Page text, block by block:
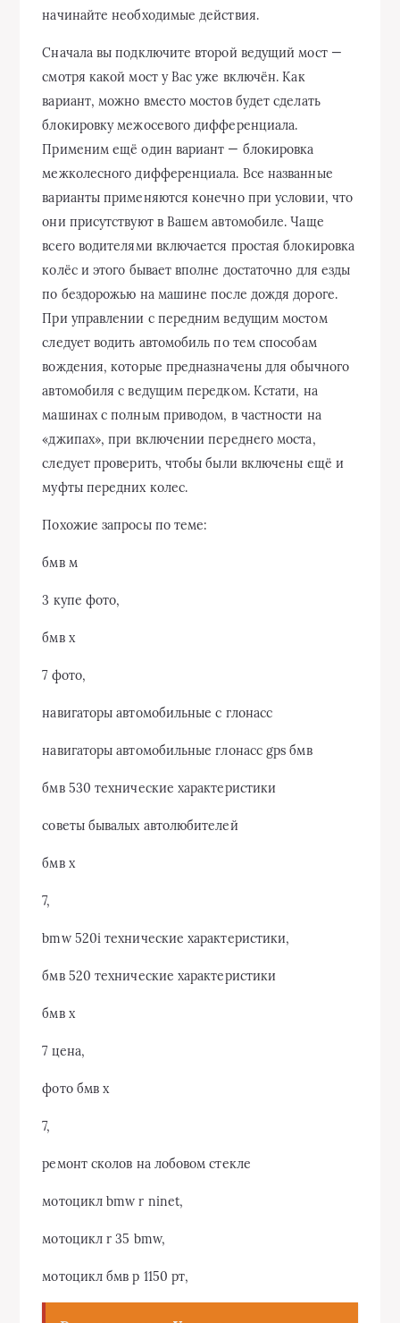
начинайте необходимые действия.
Сначала вы подключите второй ведущий мост —
смотря какой мост у Вас уже включён. Как
вариант, можно вместо мостов будет сделать
блокировку межосевого дифференциала.
Применим ещё один вариант — блокировка
межколесного дифференциала. Все названные
варианты применяются конечно при условии, что
они присутствуют в Вашем автомобиле. Чаще
всего водителями включается простая блокировка
колёс и этого бывает вполне достаточно для езды
по бездорожью на машине после дождя дороге.
При управлении с передним ведущим мостом
следует водить автомобиль по тем способам
вождения, которые предназначены для обычного
автомобиля с ведущим передком. Кстати, на
машинах с полным приводом, в частности на
«джипах», при включении переднего моста,
следует проверить, чтобы были включены ещё и
муфты передних колес.
Похожие запросы по теме:
бмв м
3 купе фото,
бмв х
7 фото,
навигаторы автомобильные с глонасс
навигаторы автомобильные глонасс gps бмв
бмв 530 технические характеристики
советы бывалых автолюбителей
бмв х
7,
bmw 520i технические характеристики,
бмв 520 технические характеристики
бмв х
7 цена,
фото бмв х
7,
ремонт сколов на лобовом стекле
мотоцикл bmw r ninet,
мотоцикл r 35 bmw,
мотоцикл бмв р 1150 рт,